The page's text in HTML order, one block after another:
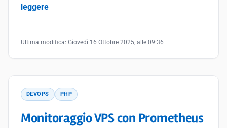
leggere
Ultima modifica: Giovedì 16 Ottobre 2025, alle 09:36
DEVOPS PHP
Monitoraggio VPS con Prometheus